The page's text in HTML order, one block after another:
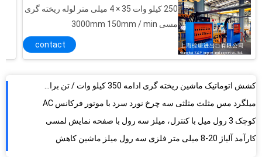
250 کیلو وات 35 × 4 میلی متر لوله ریخته گری
مسی 3000mm 150mm / min
contact
قطعات ماشین آلات ریخته گری لوله لاستیکی
کشش اتوماتیک ماشین ریخته گری ادامه 350 کیلو وات / تن برای نوار مس
میلگرد مس مثلث مثلثی سه چرخ نورد سرد با موتور فرکانس AC
کارآمد آلیاژ 20-8 میلی متر فلزی سه رول میلز ماشین کاهش
میلگرد سه غلتکی 1230 میلیمتر / سه میل غلتک
3M / s تجهیزات کمپرسور نورد مس کم مس برای مود مسی
لوازم و قطعات نورد سرد نورد میلز آستین آستین